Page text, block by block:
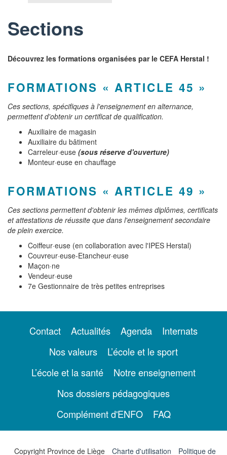
Sections
Découvrez les formations organisées par le CEFA Herstal !
FORMATIONS « ARTICLE 45 »
Ces sections, spécifiques à l'enseignement en alternance,
permettent d'obtenir un certificat de qualification.
Auxiliaire de magasin
Auxiliaire du bâtiment
Carreleur·euse (sous réserve d'ouverture)
Monteur·euse en chauffage
FORMATIONS « ARTICLE 49 »
Ces sections permettent d'obtenir les mêmes diplômes, certificats
et attestations de réussite que dans l'enseignement secondaire
de plein exercice.
Coiffeur·euse (en collaboration avec l'IPES Herstal)
Couvreur·euse-Etancheur·euse
Maçon·ne
Vendeur·euse
7e Gestionnaire de très petites entreprises
Contact Actualités Agenda
Internats
Nos valeurs
L’école et le sport
L’école et la santé
Notre enseignement
Nos dossiers pédagogiques
Complément d'ENFO
FAQ
Copyright Province de Liège Charte d'utilisation Politique de